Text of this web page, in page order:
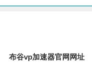
布谷vp加速器官网网址